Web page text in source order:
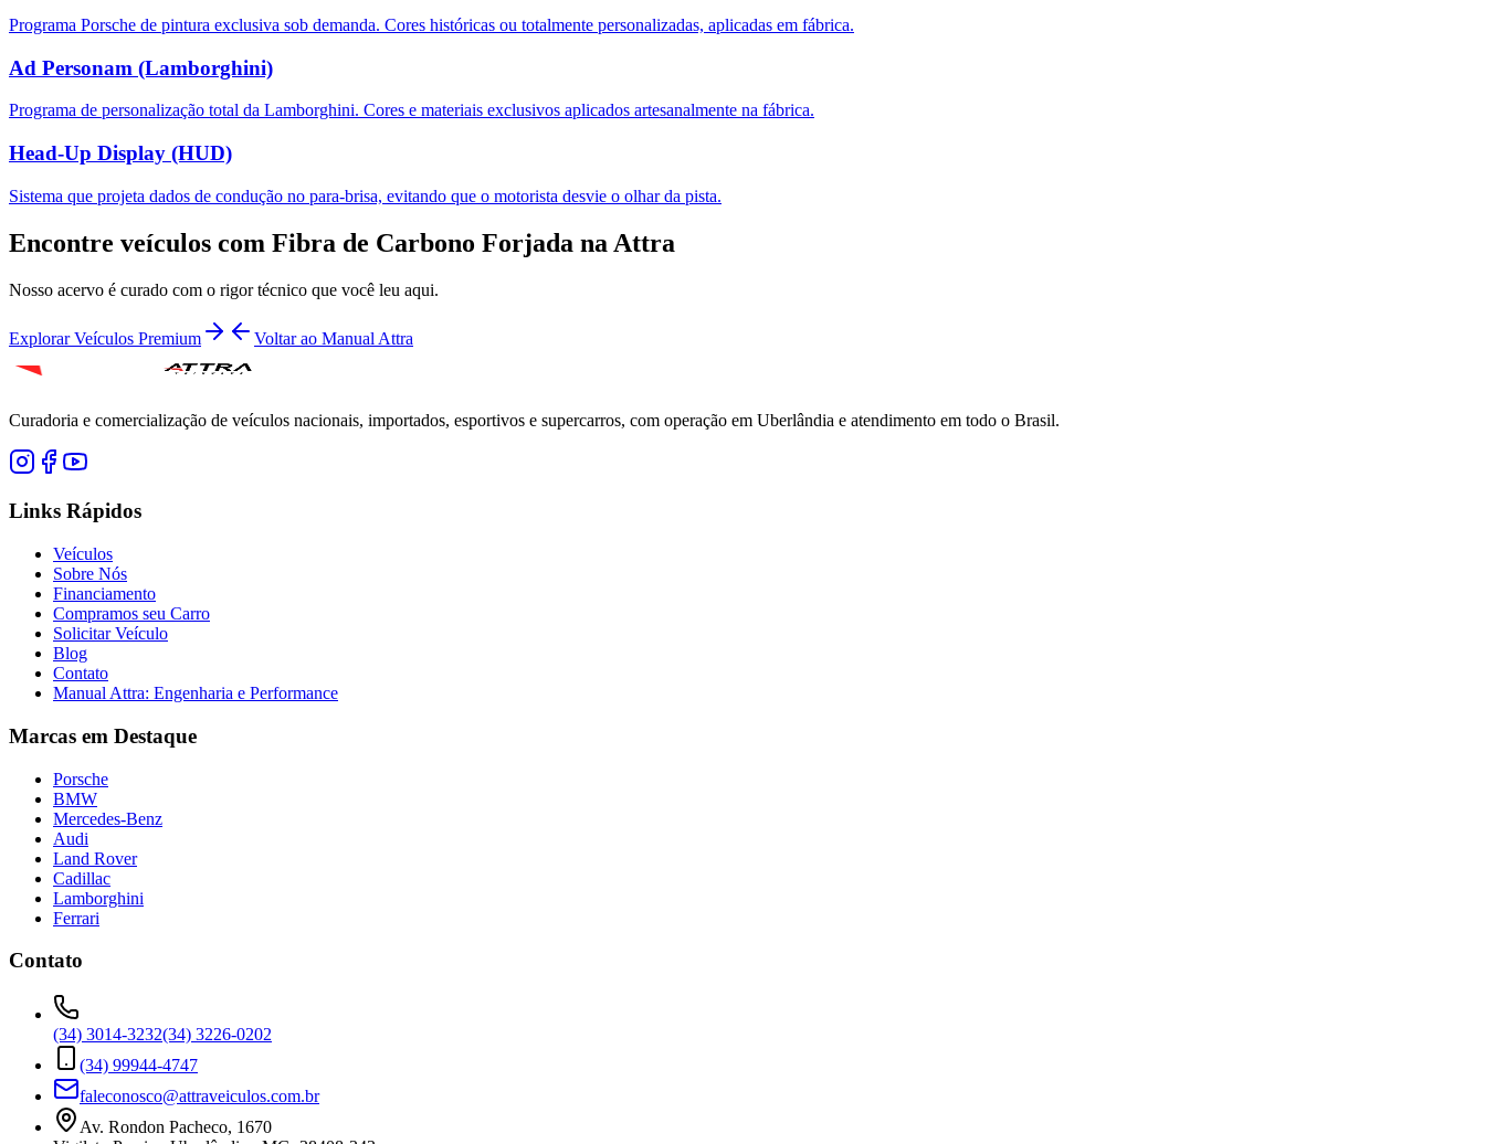
Programa Porsche de pintura exclusiva sob demanda. Cores históricas ou totalmente personalizadas, aplicadas em fábrica.
Ad Personam (Lamborghini)
Programa de personalização total da Lamborghini. Cores e materiais exclusivos aplicados artesanalmente na fábrica.
Head-Up Display (HUD)
Sistema que projeta dados de condução no para-brisa, evitando que o motorista desvie o olhar da pista.
Encontre veículos com Fibra de Carbono Forjada na Attra
Nosso acervo é curado com o rigor técnico que você leu aqui.
Explorar Veículos Premium Voltar ao Manual Attra
Curadoria e comercialização de veículos nacionais, importados, esportivos e supercarros, com operação em Uberlândia e atendimento em todo o Brasil.
Links Rápidos
Veículos
Sobre Nós
Financiamento
Compramos seu Carro
Solicitar Veículo
Blog
Contato
Manual Attra: Engenharia e Performance
Marcas em Destaque
Porsche
BMW
Mercedes-Benz
Audi
Land Rover
Cadillac
Lamborghini
Ferrari
Contato
(34) 3014-3232(34) 3226-0202
(34) 99944-4747
faleconosco@attraveiculos.com.br
Av. Rondon Pacheco, 1670